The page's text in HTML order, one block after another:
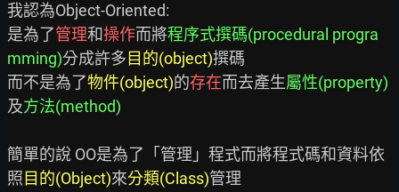
我認為Object-Oriented:
是為了管理和操作而將程序式撰碼(procedural progra
mming)分成許多 目的(object)撰碼
而不是為了物件(object)的存在而去產生屬性(property)
及方法(method)
簡單的說 OO是為了「管理」程式而將程式碼和資料依
照 目的(Object)來分類(Class)管理